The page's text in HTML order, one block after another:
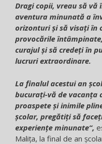
Dragi copii, vreau să
aventura minunată a
orizonturi și să visați în
provocările
curajul și să credeți în
lucruri extraordinare.
La finalul acestui an
bucurați-vă de vacanța
proaspete și inimile
școlar, pregătiți să
experiențe minunate“,
Malița, la final de an